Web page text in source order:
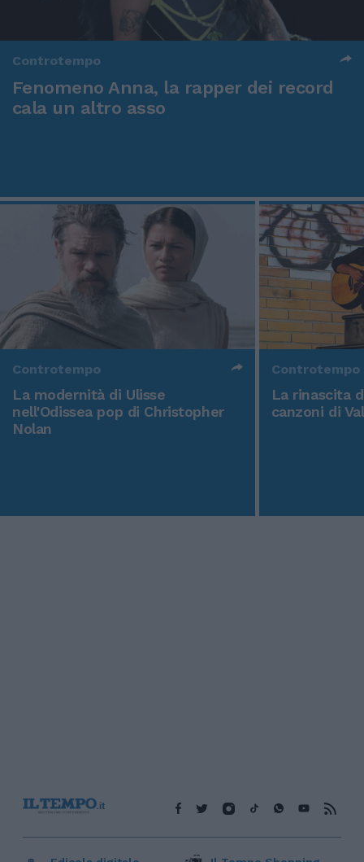
Controtempo
Fenomeno Anna, la rapper dei record
cala un altro asso
Controtempo
La modernità di Ulisse
nell'Odissea pop di Christopher
Nolan
Controtempo
La rinascita
canzoni di